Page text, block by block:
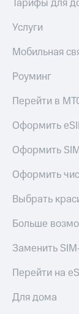
Тарифы для
Услуги
Мобильная
Роуминг
Перейти в
Оформить
Оформить
Оформить
Выбрать
Больше
Заменить
Перейти на
Для дома